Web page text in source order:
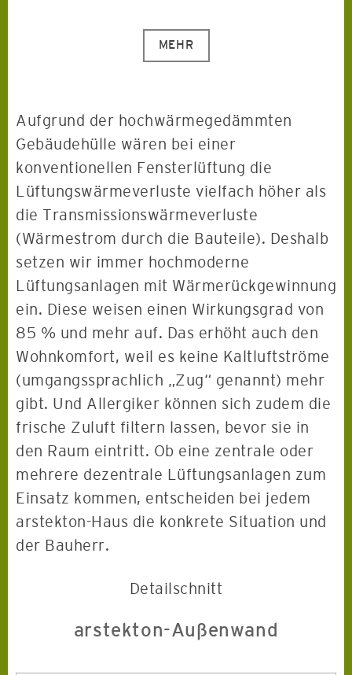
MEHR
Aufgrund der hochwärmegedämmten
Gebäudehülle wären bei einer
konventionellen Fensterlüftung die
Lüftungswärmeverluste vielfach höher als
die Transmissionswärmeverluste
(Wärmestrom durch die Bauteile). Deshalb
setzen wir immer hochmoderne
Lüftungsanlagen mit Wärmerückgewinnung
ein. Diese weisen einen Wirkungsgrad von
85 % und mehr auf. Das erhöht auch den
Wohnkomfort, weil es keine Kaltluftströme
(umgangssprachlich „Zug“ genannt) mehr
gibt. Und Allergiker können sich zudem die
frische Zuluft filtern lassen, bevor sie in
den Raum eintritt. Ob eine zentrale oder
mehrere dezentrale Lüftungsanlagen zum
Einsatz kommen, entscheiden bei jedem
arstekton-Haus die konkrete Situation und
der Bauherr.
Detailschnitt
arstekton-Außenwand